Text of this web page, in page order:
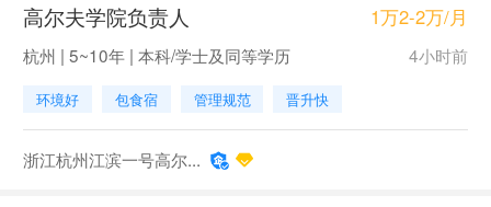
高尔夫学院负责人 1万2-2万/月
杭州 | 5~10年 | 本科/学士及同等学历 4小时前
环境好 包食宿 管理规范 晋升快
浙江杭州江滨一号高尔...